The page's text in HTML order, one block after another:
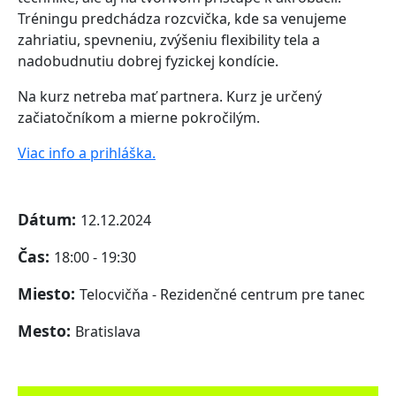
Tréningu predchádza rozcvička, kde sa venujeme
zahriatiu, spevneniu, zvýšeniu flexibility tela a
nadobudnutiu dobrej fyzickej kondície.
Na kurz netreba mať partnera. Kurz je určený
začiatočníkom a mierne pokročilým.
Viac info a prihláška.
Dátum: 12.12.2024
Čas: 18:00 - 19:30
Miesto: Telocvičňa - Rezidenčné centrum pre tanec
Mesto: Bratislava